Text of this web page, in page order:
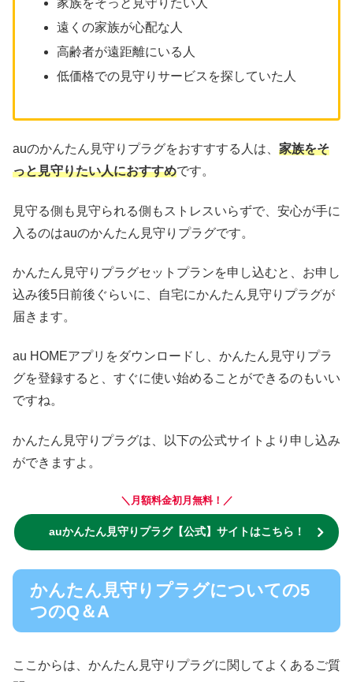
遠くの家族が心配な人
高齢者が遠距離にいる人
低価格での見守りサービスを探していた人
auのかんたん見守りプラグをおすすする人は、 家族をそ
っと見守りたい人におすすめです。
見守る側も見守られる側もストレスいらずで、安心が手に
入るのはauのかんたん見守りプラグです。
かんたん見守りプラグセットプランを申し込むと、お申し
込み後5日前後ぐらいに、自宅にかんたん見守りプラグが
届きます。
au HOMEアプリをダウンロードし、かんたん見守りプラ
グを登録すると、すぐに使い始めることができるのもいい
ですね。
かんたん見守りプラグは、以下の公式サイトより申し込み
ができますよ。
＼月額料金初月無料！／
auかんたん見守りプラグ【公式】サイトはこちら！
かんたん見守りプラグについての5
つのQ＆A
ここからは、かんたん見守りプラグに関してよくあるご質